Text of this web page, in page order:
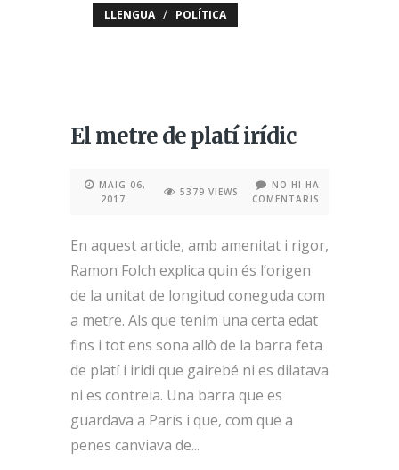
LLENGUA / POLÍTICA
El metre de platí irídic
MAIG 06,
2017
5379 VIEWS
NO HI HA
COMENTARIS
En aquest article, amb amenitat i rigor,
Ramon Folch explica quin és l’origen
de la unitat de longitud coneguda com
a metre. Als que tenim una certa edat
fins i tot ens sona allò de la barra feta
de platí i iridi que gairebé ni es dilatava
ni es contreia. Una barra que es
guardava a París i que, com que a
penes canviava de...